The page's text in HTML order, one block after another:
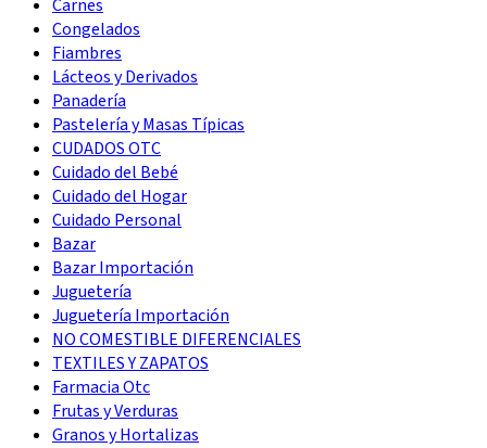
Carnes
Congelados
Fiambres
Lácteos y Derivados
Panadería
Pastelería y Masas Típicas
CUDADOS OTC
Cuidado del Bebé
Cuidado del Hogar
Cuidado Personal
Bazar
Bazar Importación
Juguetería
Juguetería Importación
NO COMESTIBLE DIFERENCIALES
TEXTILES Y ZAPATOS
Farmacia Otc
Frutas y Verduras
Granos y Hortalizas